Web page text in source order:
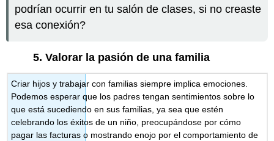
podrían ocurrir en tu salón de clases, si no creaste
esa conexión?
5.Valorar la pasión de una familia
Criar hijos y trabajar con familias siempre implica emociones.
Podemos esperar que los padres tengan sentimientos sobre lo
que está sucediendo en sus familias, ya sea que estén
celebrando los éxitos de un niño, preocupándose por cómo
pagar las facturas o mostrando enojo por el comportamiento de